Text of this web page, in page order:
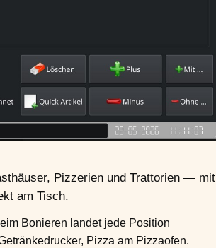
Pizzerien und Trattorien — mit
am Tisch.
Bonieren landet jede Position
Pizza am Pizzaofen.